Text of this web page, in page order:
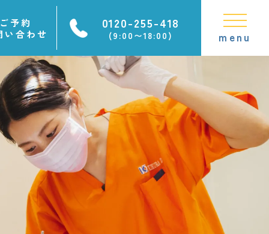
ご予約
い合わせ
0120-255-418
(9:00〜18:00) menu